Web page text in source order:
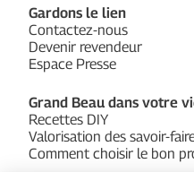
Gardons le lien
Contactez-nous
Devenir revendeur
Espace Presse
Grand Beau dans votre
Recettes DIY
Valorisation des savoir-
Comment choisir le bon